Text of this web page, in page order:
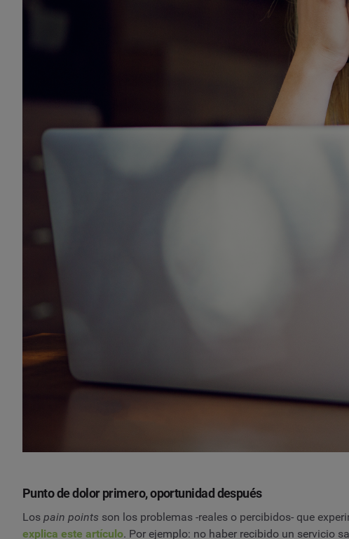
Punto de dolor primero, oportunidad después
Los pain points son los problemas -reales o percibidos- que
explica este artículo. Por ejemplo: no haber recibido un servicio